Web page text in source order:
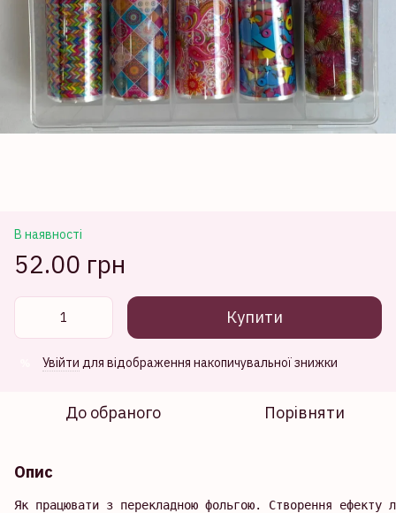
В наявності
52.00 грн
Купити
Увійти для відображення накопичувальної знижки
До обраного Порівняти
Опис
Як працювати з перекладною фольгою. Створення